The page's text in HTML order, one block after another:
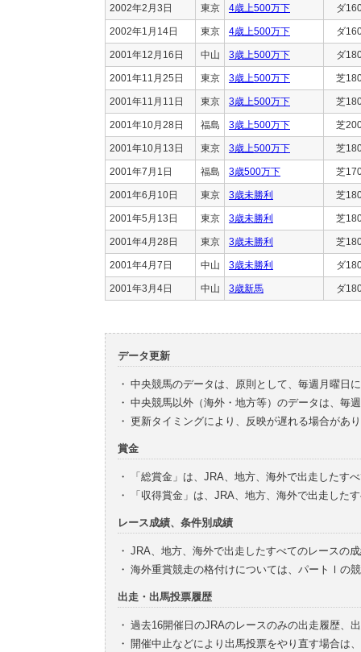
2002年2月3日 東京 4歳上500万下 ダ
2002年1月14日 東京 4歳上500万下 ダ
2001年12月16日 中山 3歳上500万下 ダ
2001年11月25日 東京 3歳上500万下 芝
2001年11月11日 東京 3歳上500万下 芝
2001年10月28日 福島 3歳上500万下 芝
2001年10月13日 東京 3歳上500万下 芝
2001年7月1日 福島 3歳500万下 芝
2001年6月10日 東京 3歳未勝利 芝
2001年5月13日 東京 3歳未勝利 芝
2001年4月28日 東京 3歳未勝利 芝
2001年4月7日 中山 3歳未勝利 ダ
2001年3月4日 中山 3歳新馬 ダ
データ更新
・ 中央競馬のデータは、原則として、毎週月曜日
・ 中央競馬以外（海外・地方等）のデータは、毎
・ 更新タイミングにより、反映が遅れる場合があ
賞金
・
「総賞金」は、JRA、地方、海外で出走したす
・
「収得賞金」は、JRA、地方、海外で出走した
レース成績、条件別成績
・ JRA、地方、海外で出走したすべてのレースの
・ 海外重賞競走の格付けについては、パートⅠの
出走・出馬投票履歴
・ 過去16開催日のJRAのレースのみの出走履歴、
・ 開催中止などにより出馬投票をやり直す場合は